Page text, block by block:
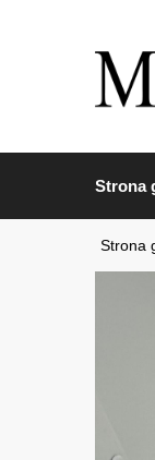
Strona
Strona